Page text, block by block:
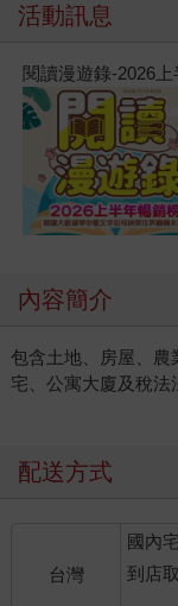
活動訊息
閱讀漫遊錄-2026
內容簡介
包含土地、房屋、農
宅、公寓大廈及稅法
配送方式
台灣
國內
到店